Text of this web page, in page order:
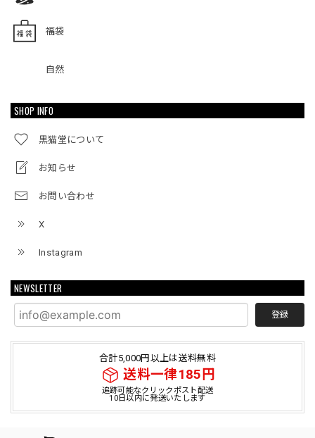
福袋
自然
SHOP INFO
黒猫堂について
お知らせ
お問い合わせ
X
Instagram
NEWSLETTER
登録
合計5,000円以上は送料無料
送料一律185円
追跡可能なクリックポスト配送
10日以内に発送いたします